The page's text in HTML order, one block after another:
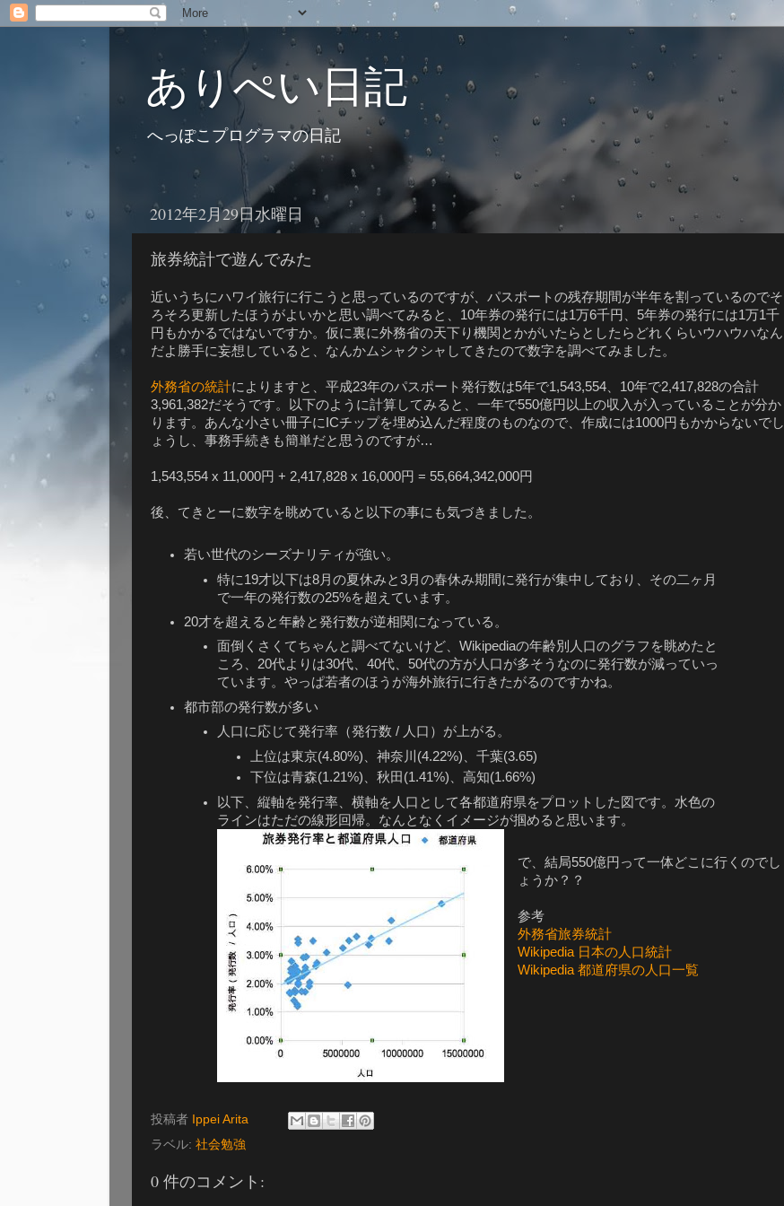
ありぺい日記
へっぽこプログラマの日記
2012年2月29日水曜日
旅券統計で遊んでみた
近いうちにハワイ旅行に行こうと思っているのですが、パスポートの残存期間が半年を割っているのでそ
ろそろ更新したほうがよいかと思い調べてみると、10年券の発行には1万6千円、5年券の発行には1万1千
円もかかるではないですか。仮に裏に外務省の天下り機関とかがいたらとしたらどれくらいウハウハなん
だよ勝手に妄想していると、なんかムシャクシャしてきたので数字を調べてみました。
外務省の統計によりますと、平成23年のパスポート発行数は5年で1,543,554、10年で2,417,828の合計
3,961,382だそうです。以下のように計算してみると、一年で550億円以上の収入が入っていることが分か
ります。あんな小さい冊子にICチップを埋め込んだ程度のものなので、作成には1000円もかからないでし
ょうし、事務手続きも簡単だと思うのですが…
1,543,554 x 11,000円 + 2,417,828 x 16,000円 = 55,664,342,000円
後、てきとーに数字を眺めていると以下の事にも気づきました。
若い世代のシーズナリティが強い。
特に19才以下は8月の夏休みと3月の春休み期間に発行が集中しており、その二ヶ月
で一年の発行数の25%を超えています。
20才を超えると年齢と発行数が逆相関になっている。
面倒くさくてちゃんと調べてないけど、Wikipediaの年齢別人口のグラフを眺めたと
ころ、20代よりは30代、40代、50代の方が人口が多そうなのに発行数が減っていっ
ています。やっぱ若者のほうが海外旅行に行きたがるのですかね。
都市部の発行数が多い
人口に応じて発行率（発行数 / 人口）が上がる。
上位は東京(4.80%)、神奈川(4.22%)、千葉(3.65)
下位は青森(1.21%)、秋田(1.41%)、高知(1.66%)
以下、縦軸を発行率、横軸を人口として各都道府県をプロットした図です。水色の
ラインはただの線形回帰。なんとなくイメージが掴めると思います。
で、結局550億円って一体どこに行くのでし
ょうか？？
参考
外務省旅券統計
Wikipedia 日本の人口統計
Wikipedia 都道府県の人口一覧
投稿者 Ippei Arita
ラベル: 社会勉強
0 件のコメント: